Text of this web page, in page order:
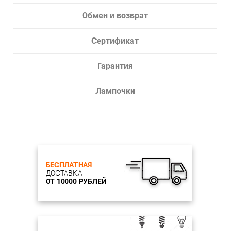
Уровень влагозащиты, IP: IP 20
Обмен и возврат
Сертификат
Гарантия
Лампочки
БЕСПЛАТНАЯ
ДОСТАВКА
ОТ 10000 РУБЛЕЙ